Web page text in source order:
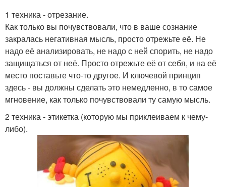
1 техника - отрезание.
Как только вы почувствовали, что в ваше сознание
закралась негативная мысль, просто отрежьте её. Не
надо её анализировать, не надо с ней спорить, не надо
защищаться от неё. Просто отрежьте её от себя, и на её
место поставьте что-то другое. И ключевой принцип
здесь - вы должны сделать это немедленно, в то самое
мгновение, как только почувствовали ту самую мысль.
2 техника - этикетка (которую мы приклеиваем к чему-
либо).